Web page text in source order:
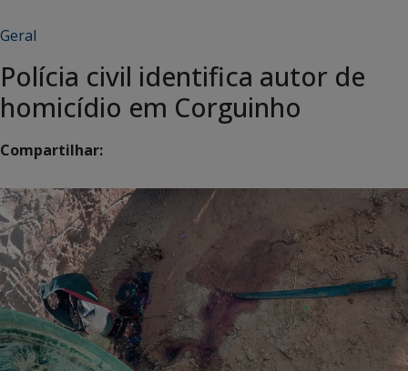
Geral
Polícia civil identifica autor de
homicídio em Corguinho
Compartilhar: